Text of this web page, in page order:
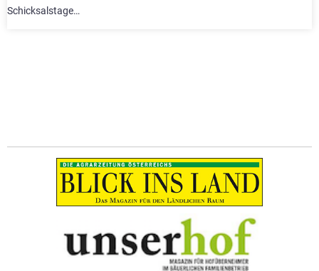
Schicksalstage…